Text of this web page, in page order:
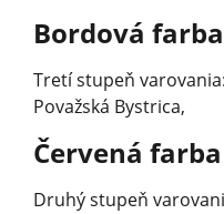
Bordová farba
Tretí stupeň
Považská Bystrica,
Červená farba
Druhý stupeň